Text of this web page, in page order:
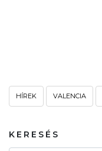
HÍREK VALENCIA
KERESÉS